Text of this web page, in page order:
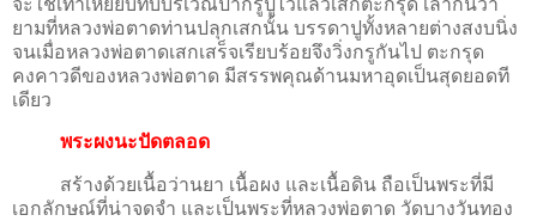
ยามที่หลวงพ่อตาดท่านปลุกเสกนั้น บรรดาปูทั้งหลายต่างสงบนิ่ง
จนเมื่อหลวงพ่อตาดเสกเสร็จเรียบร้อยจึงวิ่งกรูกันไป ตะกรุด
คงคาวดีของหลวงพ่อตาด มีสรรพคุณด้านมหาอุดเป็นสุดยอดที
เดียว
พระผงนะปัดตลอด
สร้างด้วยเนื้อว่านยา เนื้อผง และเนื้อดิน ถือเป็นพระที่มี
เอกลักษณ์ที่น่าจดจำ และเป็นพระที่หลวงพ่อตาด วัดบางวันทอง